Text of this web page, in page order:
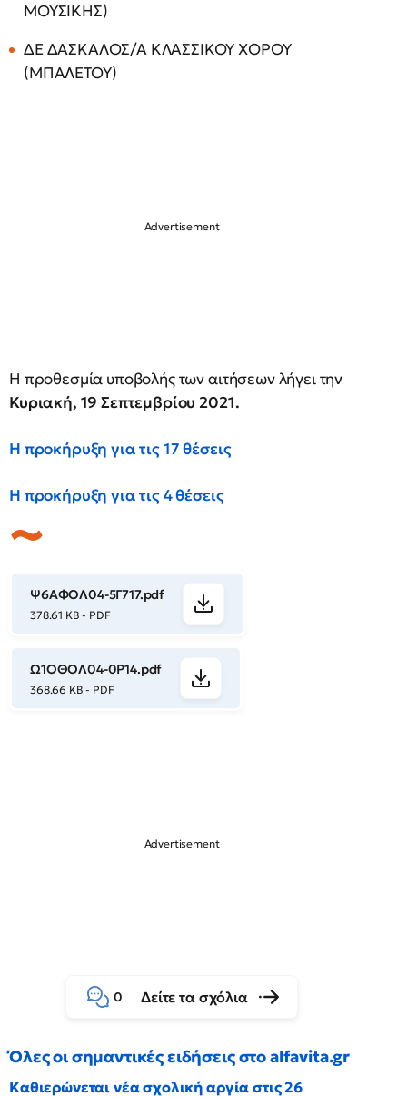
ΜΟΥΣΙΚΗΣ)
ΔΕ ΔΑΣΚΑΛΟΣ/Α ΚΛΑΣΣΙΚΟΥ ΧΟΡΟΥ
(ΜΠΑΛΕΤΟΥ)
Η προθεσμία υποβολής των αιτήσεων λήγει την
Κυριακή, 19 Σεπτεμβρίου 2021.
Η προκήρυξη για τις 17 θέσεις
Η προκήρυξη για τις 4 θέσεις
Ψ6ΑΦΟΛ04-5Γ717.pdf
378.61 KB - PDF
Ω1ΟΘΟΛ04-0Ρ14.pdf
368.66 KB - PDF
0 Δείτε τα σχόλια
Όλες οι σημαντικές ειδήσεις στο alfavita.gr
Καθιερώνεται νέα σχολική αργία στις 26